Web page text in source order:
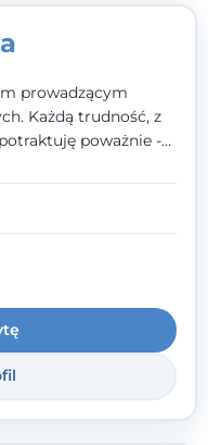
prowadzącym
Każdą trudność, z
poważnie -
błaha. Nie
Cię i wesprę w
zrozumienia i